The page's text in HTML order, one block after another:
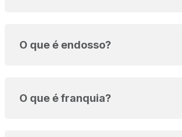
O que é endosso?
O que é franquia?